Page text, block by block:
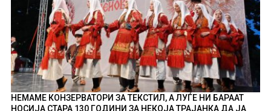
НЕМАМЕ КОНЗЕРВАТОРИ ЗА ТЕКСТИЛ, А ЛУЃЕ НИ БАРААТ
НОСИЈА СТАРА 130 ГОДИНИ ЗА НЕКОЈА ТРАЈАНКА ДА ЈА